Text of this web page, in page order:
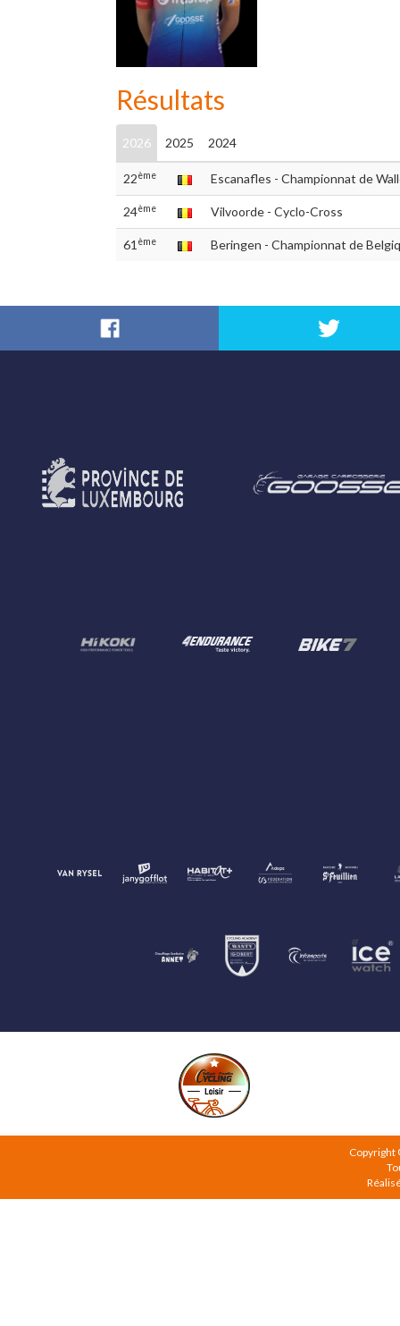
Résultats
2026 2025 2024
22ème Escanafles - Championnat de
24ème Vilvoorde - Cyclo-Cross
61 ème Beringen - Championnat de